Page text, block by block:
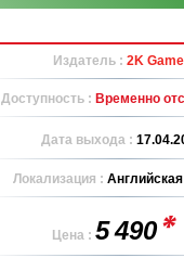
Издатель : 2K
Доступность : Временно
Дата выхода :
Локализация :
Цена : 5 490*